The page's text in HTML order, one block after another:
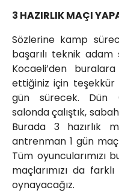
3 HAZIRLIK MAÇI
Sözlerine kamp
başarılı teknik
Kocaeli’den
ettiğiniz için teşekkür
gün sürecek. Dün
salonda çalıştık,
Burada 3 hazırlık
antrenman 1 gün
Tüm oyuncularımızı
maçlarımızı da
oynayacağız.